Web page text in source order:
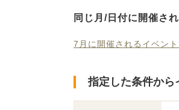
同じ月/日付に開催さ
7月に開催されるイベン
指定した条件から